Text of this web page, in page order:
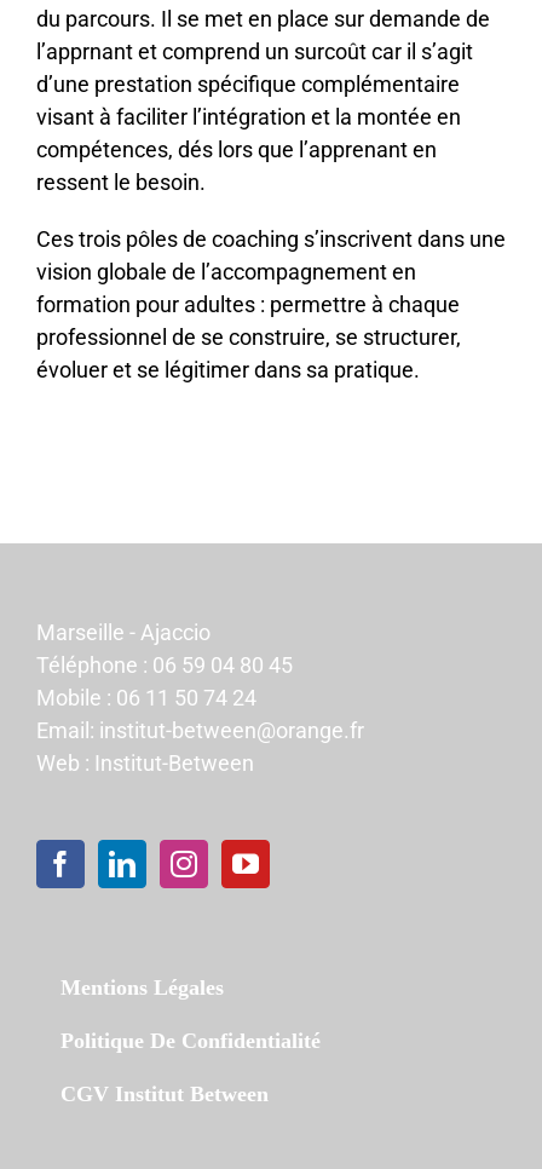
du parcours. Il se met en place sur demande de
l’apprnant et comprend un surcoût car il s’agit
d’une prestation spécifique complémentaire
visant à faciliter l’intégration et la montée en
compétences, dés lors que l’apprenant en
ressent le besoin.
Ces trois pôles de coaching s’inscrivent dans une
vision globale de l’accompagnement en
formation pour adultes : permettre à chaque
professionnel de se construire, se structurer,
évoluer et se légitimer dans sa pratique.
Marseille - Ajaccio
Téléphone : 06 59 04 80 45
Mobile : 06 11 50 74 24
Email: institut-between@orange.fr
Web : Institut-Between
Mentions Légales
Politique De Confidentialité
CGV Institut Between